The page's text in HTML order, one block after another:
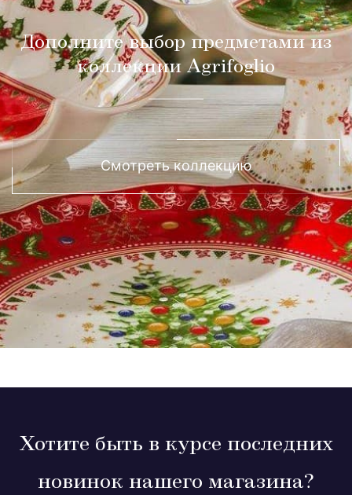
Дополните выбор предметами из
коллекции Agrifoglio
Смотреть коллекцию
Хотите быть в курсе последних
новинок нашего магазина?